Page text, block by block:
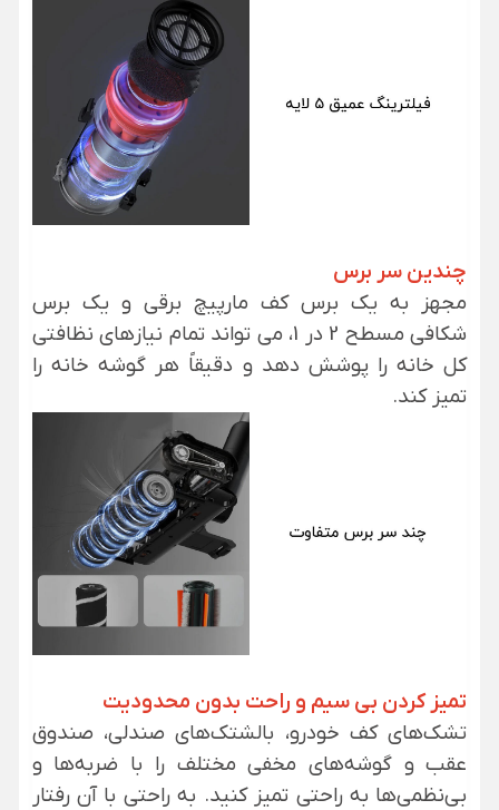
چندین سر برس
مجهز به یک برس کف مارپیچ برقی و یک برس
شکافی مسطح 2 در 1، می تواند تمام نیازهای نظافتی
کل خانه را پوشش دهد و دقیقاً هر گوشه خانه را
تمیز کند.
تمیز کردن بی سیم و راحت بدون محدودیت
تشک‌های کف خودرو، بالشتک‌های صندلی، صندوق
عقب و گوشه‌های مخفی مختلف را با ضربه‌ها و
بی‌نظمی‌ها به راحتی تمیز کنید. به راحتی با آن رفتار